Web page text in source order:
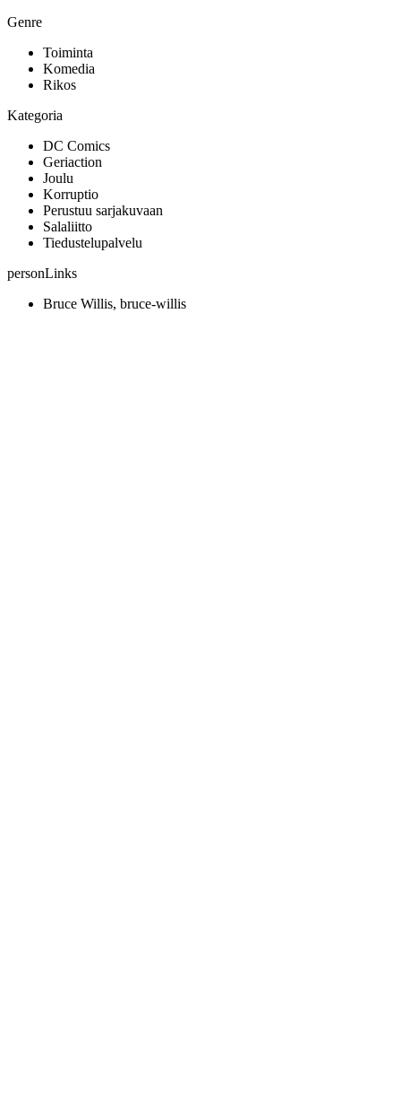
Genre
Toiminta
Komedia
Rikos
Kategoria
DC Comics
Geriaction
Joulu
Korruptio
Perustuu sarjakuvaan
Salaliitto
Tiedustelupalvelu
personLinks
Bruce Willis, bruce-willis